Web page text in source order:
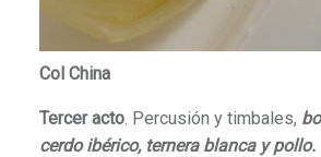
Col China
Tercer acto. Percusión y timbales,
cerdo ibérico, ternera blanca y pollo.